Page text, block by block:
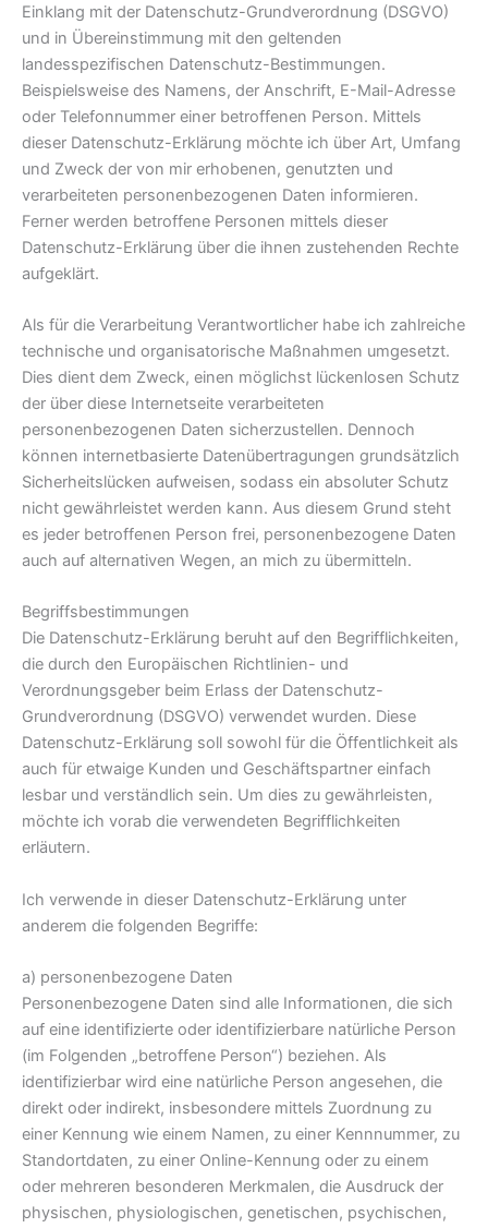
Einklang mit der Datenschutz-Grundverordnung (DSGVO)
und in Übereinstimmung mit den geltenden
landesspezifischen Datenschutz-Bestimmungen.
Beispielsweise des Namens, der Anschrift, E-Mail-Adresse
oder Telefonnummer einer betroffenen Person. Mittels
dieser Datenschutz-Erklärung möchte ich über Art, Umfang
und Zweck der von mir erhobenen, genutzten und
verarbeiteten personenbezogenen Daten informieren.
Ferner werden betroffene Personen mittels dieser
Datenschutz-Erklärung über die ihnen zustehenden Rechte
aufgeklärt.
Als für die Verarbeitung Verantwortlicher habe ich zahlreiche
technische und organisatorische Maßnahmen umgesetzt.
Dies dient dem Zweck, einen möglichst lückenlosen Schutz
der über diese Internetseite verarbeiteten
personenbezogenen Daten sicherzustellen. Dennoch
können internetbasierte Datenübertragungen grundsätzlich
Sicherheitslücken aufweisen, sodass ein absoluter Schutz
nicht gewährleistet werden kann. Aus diesem Grund steht
es jeder betroffenen Person frei, personenbezogene Daten
auch auf alternativen Wegen, an mich zu übermitteln.
Begriffsbestimmungen
Die Datenschutz-Erklärung beruht auf den Begrifflichkeiten,
die durch den Europäischen Richtlinien- und
Verordnungsgeber beim Erlass der Datenschutz-
Grundverordnung (DSGVO) verwendet wurden. Diese
Datenschutz-Erklärung soll sowohl für die Öffentlichkeit als
auch für etwaige Kunden und Geschäftspartner einfach
lesbar und verständlich sein. Um dies zu gewährleisten,
möchte ich vorab die verwendeten Begrifflichkeiten
erläutern.
Ich verwende in dieser Datenschutz-Erklärung unter
anderem die folgenden Begriffe:
a) personenbezogene Daten
Personenbezogene Daten sind alle Informationen, die sich
auf eine identifizierte oder identifizierbare natürliche Person
(im Folgenden „betroffene Person“) beziehen. Als
identifizierbar wird eine natürliche Person angesehen, die
direkt oder indirekt, insbesondere mittels Zuordnung zu
einer Kennung wie einem Namen, zu einer Kennnummer, zu
Standortdaten, zu einer Online-Kennung oder zu einem
oder mehreren besonderen Merkmalen, die Ausdruck der
physischen, physiologischen, genetischen, psychischen,